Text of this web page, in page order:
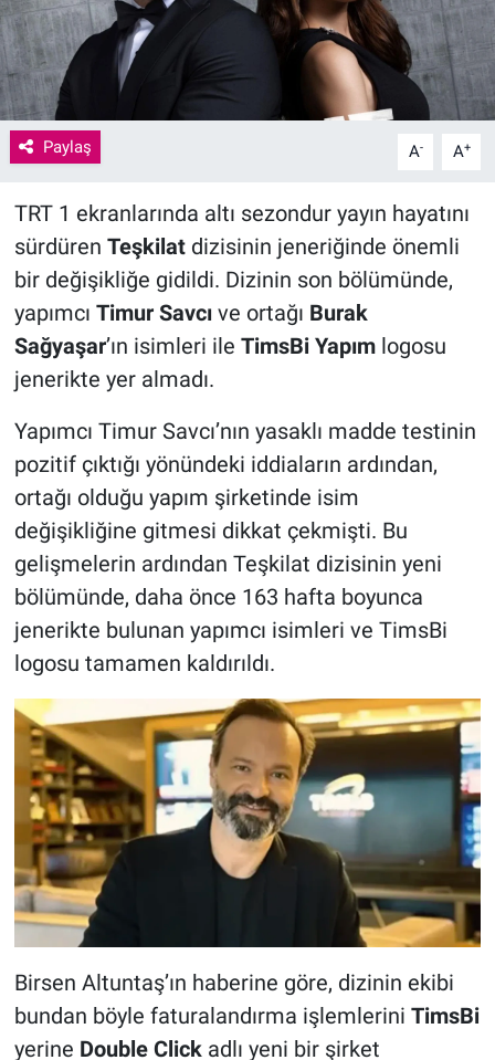
Paylaş A- A+
TRT 1 ekranlarında altı sezondur yayın hayatını
sürdüren Teşkilatdizisinin jeneriğinde önemli
bir değişikliğe gidildi. Dizinin son bölümünde,
yapımcı Timur Savcıve ortağı Burak
Sağyaşar’ın isimleri ile TimsBi Yapımlogosu
jenerikte yer almadı.
Yapımcı Timur Savcı’nın yasaklı madde testinin
pozitif çıktığı yönündeki iddiaların ardından,
ortağı olduğu yapım şirketinde isim
değişikliğine gitmesi dikkat çekmişti. Bu
gelişmelerin ardından Teşkilat dizisinin yeni
bölümünde, daha önce 163 hafta boyunca
jenerikte bulunan yapımcı isimleri ve TimsBi
logosu tamamen kaldırıldı.
Birsen Altuntaş’ın haberine göre, dizinin ekibi
bundan böyle faturalandırma işlemlerini TimsBi
yerine Double Clickadlı yeni bir şirket